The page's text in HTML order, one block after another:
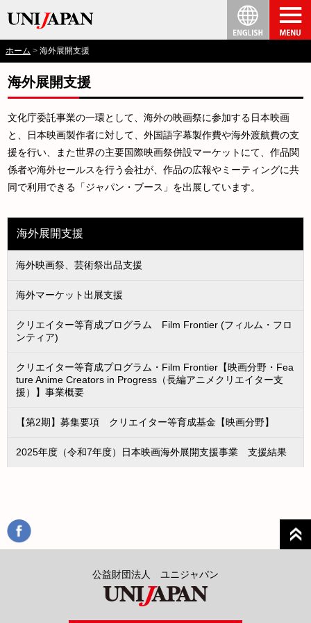
ホーム 海外展開支援
海外展開支援
文化庁委託事業の一環として、海外の映画祭に参加する日本映画
と、日本映画製作者に対して、外国語字幕製作費や海外渡航費の支
援を行い、また世界の主要国際映画祭併設マーケットにて、作品関
係者や海外セールスを行う会社が、作品の広報やミーティングに共
同で利用できる「ジャパン・ブース」を出展しています。
海外展開支援
海外映画祭、芸術祭出品支援
海外マーケット出展支援
クリエイター等育成プログラム Film Frontier (フィルム・フロ
ンティア)
クリエイター等育成プログラム・Film Frontier【映画分野・Fea
ture Anime Creators in Progress（長編アニメクリエイター支
援）】事業概要
【第2期】募集要項 クリエイター等育成基金【映画分野】
2025年度（令和7年度）日本映画海外展開支援事業 支援結果
公益財団法人 ユニジャパン